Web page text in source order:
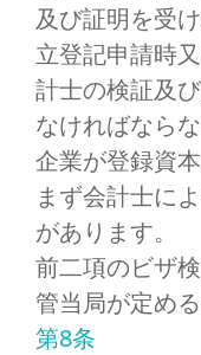
及び証明を受
立登記申請時
計士の検証及
なければならな
企業が登録資
まず会計士に
があります。
前二項のビザ
管当局が定め
第8条